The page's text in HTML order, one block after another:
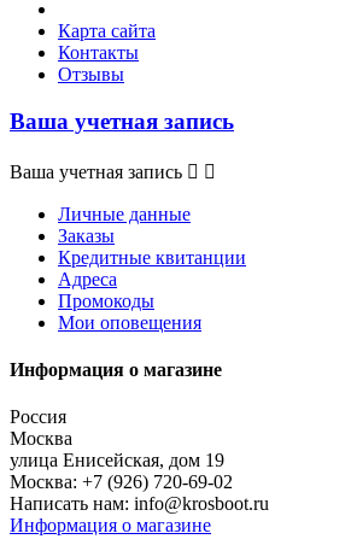
Карта сайта
Контакты
Отзывы
Ваша учетная запись
Ваша учетная запись  
Личные данные
Заказы
Кредитные квитанции
Адреса
Промокоды
Мои оповещения
Информация о магазине
Россия
Москва
улица Енисейская, дом 19
Москва: +7 (926) 720-69-02
Написать нам: info@krosboot.ru
Информация о магазине